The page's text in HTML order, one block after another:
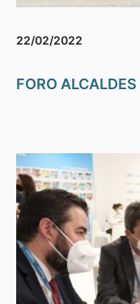
22/02/2022
FORO